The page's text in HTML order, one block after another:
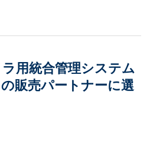
用統合管理システム
の販売パートナーに選